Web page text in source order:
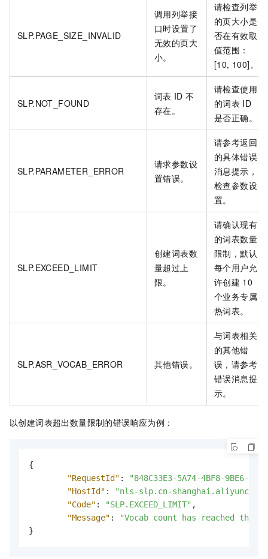
SLP.PAGE_SIZE_INVALID
调用列举接
口时设置了
无效的页大
小。
请检查列举
的页大小是
否在有效取
值范围：
[10, 100]。
SLP.NOT_FOUND
词表 ID 不
存在。
请检查使用
的词表 ID
是否正确。
SLP.PARAMETER_ERROR
请求参数设
置错误。
请参考返回
的具体错误
消息提示，
检查参数设
置。
SLP.EXCEED_LIMIT
创建词表数
量超过上
限。
请确认现有
的词表数量
限制，默认
每个用户允
许创建 10
个业务专属
热词表。
SLP.ASR_VOCAB_ERROR 其他错误。
与词表相关
的其他错
误，请参考
错误消息提
示。
以创建词表超出数量限制的错误响应为例：
{
"RequestId" :
"848C33E3-5A74-4BF8-9BE6-
"HostId" :
"nls-slp.cn-
"Code" : "SLP.EXCEED_LIMIT" ,
"Message" :
"Vocab count has reached the
}